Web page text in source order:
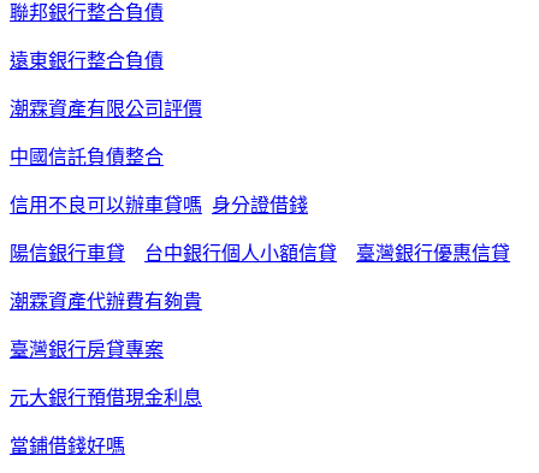
聯邦銀行整合負債
遠東銀行整合負債
潮霖資產有限公司評價
中國信託負債整合
信用不良可以辦車貸嗎 身分證借錢
陽信銀行車貸 台中銀行個人小額信貸 臺灣銀行優惠信貸
潮霖資產代辦費有夠貴
臺灣銀行房貸專案
元大銀行預借現金利息
當鋪借錢好嗎